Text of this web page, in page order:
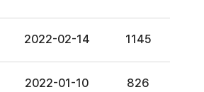
2022-02-14 1145
2022-01-10 826